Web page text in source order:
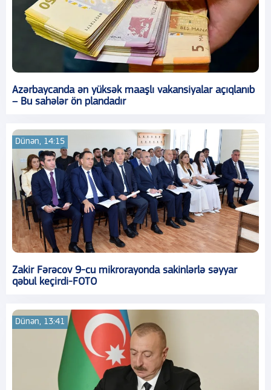
Azərbaycanda ən yüksək maaşlı vakansiyalar açıqlanıb
– Bu sahələr ön plandadır
Dünən, 14:15
Zakir Fərəcov 9-cu mikrorayonda sakinlərlə səyyar
qəbul keçirdi-FOTO
Dünən, 13:41